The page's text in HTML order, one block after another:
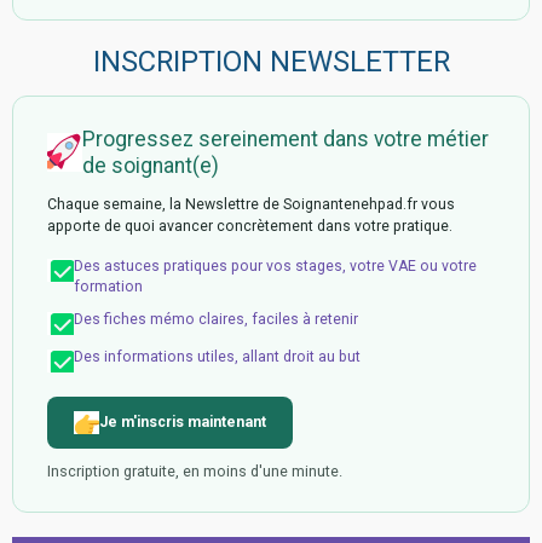
INSCRIPTION NEWSLETTER
Progressez sereinement dans votre métier
de soignant(e)
Chaque semaine, la Newslettre de Soignantenehpad.fr vous
apporte de quoi avancer concrètement dans votre pratique.
Des astuces pratiques pour vos stages, votre VAE ou votre
formation
Des fiches mémo claires, faciles à retenir
Des informations utiles, allant droit au but
Je m'inscris maintenant
Inscription gratuite, en moins d'une minute.